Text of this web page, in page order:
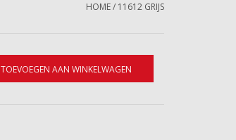
HOME/ 11612 GRIJS
TOEVOEGEN AAN WINKELWAGEN